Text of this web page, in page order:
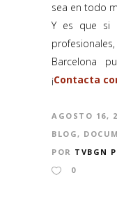
sea en todo
Y es que si
Barcelona
¡Contacta
AGOSTO 16,
BLOG,
POR TVBGN
0